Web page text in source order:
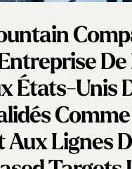
De
États-Unis
Aux Lignes